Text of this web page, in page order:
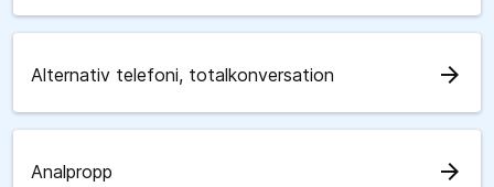
Alternativ telefoni, totalkonversation arrow_forward
Analpropp arrow_forward